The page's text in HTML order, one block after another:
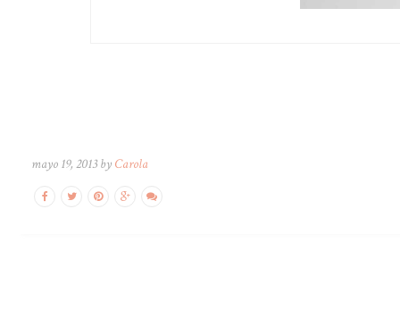
mayo 19, 2013 by Carola